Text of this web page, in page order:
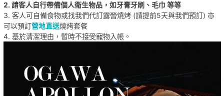
2. 請客人自行帶備個人衛生物品，如牙膏牙刷、毛巾 等等
3. 客人可自備食物或找我們代訂露營燒烤(請提前5天與我們預訂) 亦
可以預訂營地直送燒烤套餐
4. 基於清潔理由，暫時不接受寵物入帳。